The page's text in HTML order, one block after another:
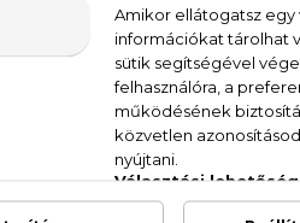
tárkony, geránium,
AQUA (WATER),
ALPHA-ISOMETHYL